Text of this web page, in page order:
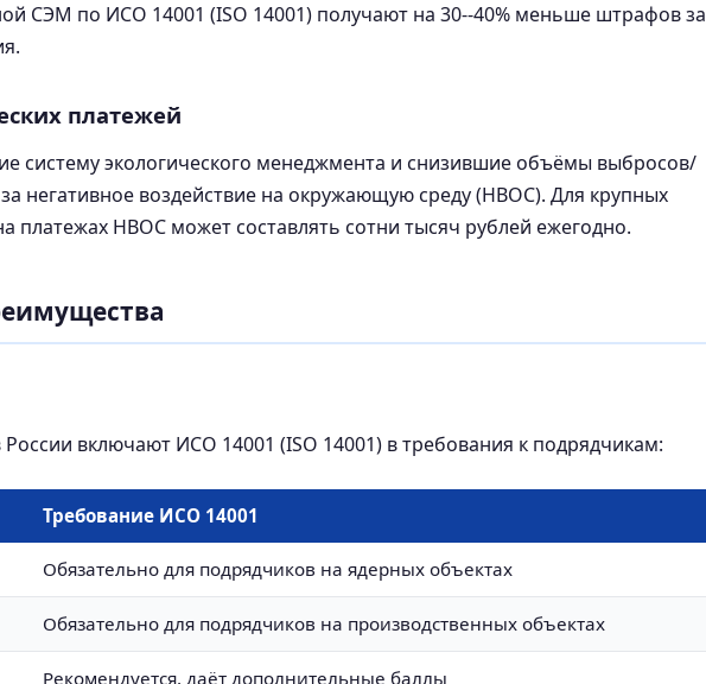
СЭМ по ИСО 14001 (ISO 14001) получают на 30--40% меньше штрафов за
платежей
систему экологического менеджмента и снизившие объёмы выбросов/
негативное воздействие на окружающую среду (НВОС). Для крупных
платежах НВОС может составлять сотни тысяч рублей ежегодно.
включают ИСО 14001 (ISO 14001) в требования к подрядчикам:
Требование ИСО 14001
Обязательно для подрядчиков на ядерных объектах
Обязательно для подрядчиков на производственных объектах
Рекомендуется, даёт дополнительные баллы